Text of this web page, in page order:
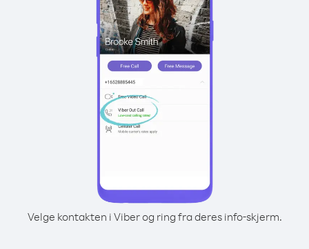
Velge kontakten i Viber og ring fra deres info-skjerm.